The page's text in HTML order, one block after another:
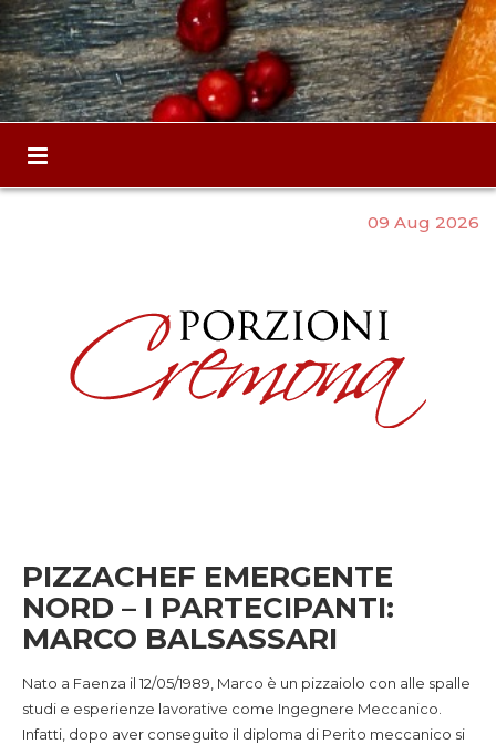
09 Aug 2026
PIZZACHEF EMERGENTE
NORD – I PARTECIPANTI:
MARCO BALSASSARI
Nato a Faenza il 12/05/1989, Marco è un pizzaiolo con alle spalle
studi e esperienze lavorative come Ingegnere Meccanico.
Infatti, dopo aver conseguito il diploma di Perito meccanico si